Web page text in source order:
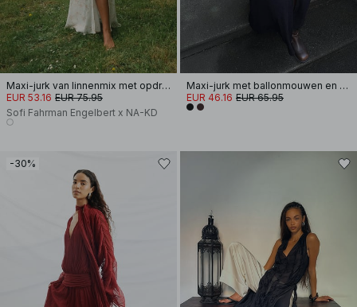
Maxi-jurk van linnenmix met opdruk
EUR 53.16 EUR 75.95
Sofi Fahrman Engelbert x NA-KD
Maxi-jurk met ballonmouwen en knopen
EUR 46.16 EUR 65.95
-30%